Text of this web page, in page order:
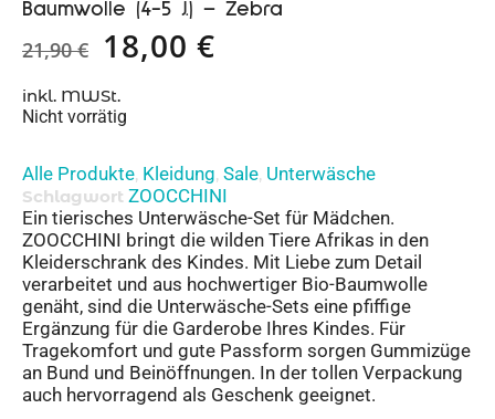
Baumwolle (4-5 J.) – Zebra
21,90€ 18,00 €
inkl. MWSt.
Nicht vorrätig
Alle Produkte, Kleidung, Sale, Unterwäsche
Schlagwort ZOOCCHINI
Ein tierisches Unterwäsche-Set für Mädchen.
ZOOCCHINI bringt die wilden Tiere Afrikas in den
Kleiderschrank des Kindes. Mit Liebe zum Detail
verarbeitet und aus hochwertiger Bio-Baumwolle
genäht, sind die Unterwäsche-Sets eine pfiffige
Ergänzung für die Garderobe Ihres Kindes. Für
Tragekomfort und gute Passform sorgen Gummizüge
an Bund und Beinöffnungen. In der tollen Verpackung
auch hervorragend als Geschenk geeignet.